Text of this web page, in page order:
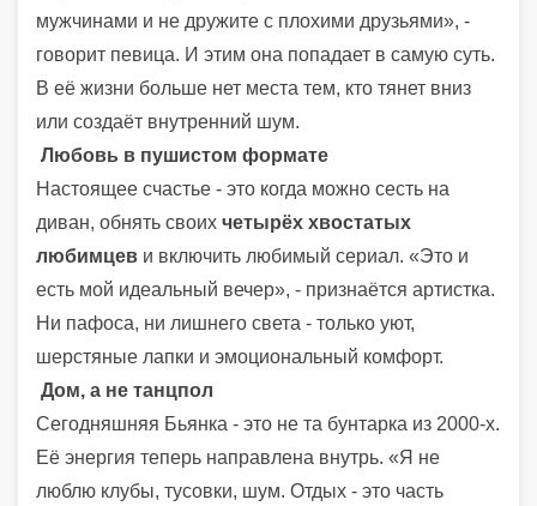
мужчинами и не дружите с плохими друзьями», -
говорит певица. И этим она попадает в самую суть.
В её жизни больше нет места тем, кто тянет вниз
или создаёт внутренний шум.
Любовь в пушистом формате
Настоящее счастье - это когда можно сесть на
диван, обнять своих четырёх хвостатых
любимцев и включить любимый сериал. «Это и
есть мой идеальный вечер», - признаётся артистка.
Ни пафоса, ни лишнего света - только уют,
шерстяные лапки и эмоциональный комфорт.
Дом, а не танцпол
Сегодняшняя Бьянка - это не та бунтарка из 2000-х.
Её энергия теперь направлена внутрь. «Я не
люблю клубы, тусовки, шум. Отдых - это часть